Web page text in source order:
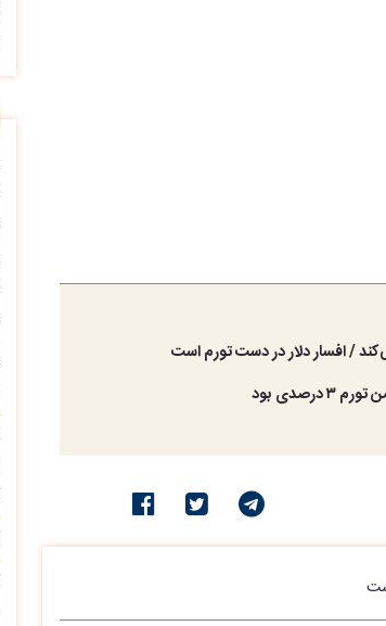
/ افسار دلار در دست تورم است
بود